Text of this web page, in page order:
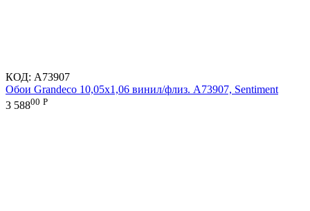
КОД: A73907
Обои Grandeco 10,05х1,06 винил/флиз. A73907, Sentiment
3 58800 Р